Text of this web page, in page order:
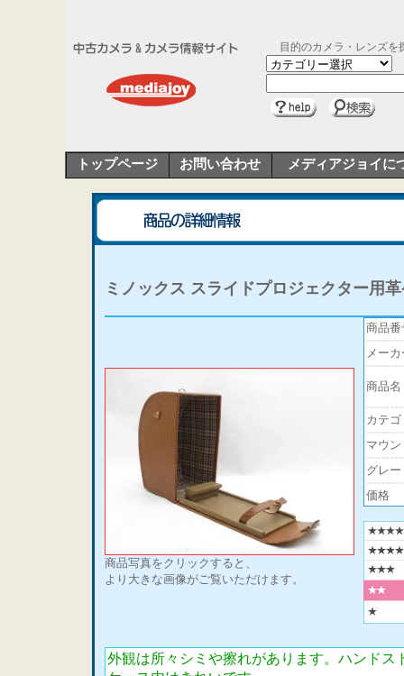
目的のカメラ・レンズを
トップページ お問い合わせ メディアジョイに
ミノックス スライドプロジェクター用
商品写真をクリックすると、
より大きな画像がご覧いただけます。
商品番
メーカ
商品名
カテゴ
マウ
グレー
価格
外観は所々シミや擦れがあります。ハンドス